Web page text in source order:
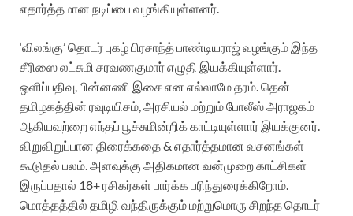
எதார்த்தமான நடிப்பை வழங்கியுள்ளனர்.
‘விலங்கு’ தொடர் புகழ் பிரசாந்த் பாண்டியராஜ் வழங்கும் இந்த
சீரிஸை லட்சுமி சரவணகுமார் எழுதி இயக்கியுள்ளார்.
ஒளிப்பதிவு, பின்னணி இசை என எல்லாமே தரம். தென்
தமிழகத்தின் ரவுடியிசம், அரசியல் மற்றும் போலீஸ் அராஜகம்
ஆகியவற்றை எந்தப் பூச்சுமின்றிக் காட்டியுள்ளார் இயக்குனர்.
விறுவிறுப்பான திரைக்கதை & எதார்த்தமான வசனங்கள்
கூடுதல் பலம். அளவுக்கு அதிகமான வன்முறை காட்சிகள்
இருப்பதால் 18+ ரசிகர்கள் பார்க்க பரிந்துரைக்கிறோம்.
மொத்தத்தில் தமிழி வந்திருக்கும் மற்றுமொரு சிறந்த தொடர்